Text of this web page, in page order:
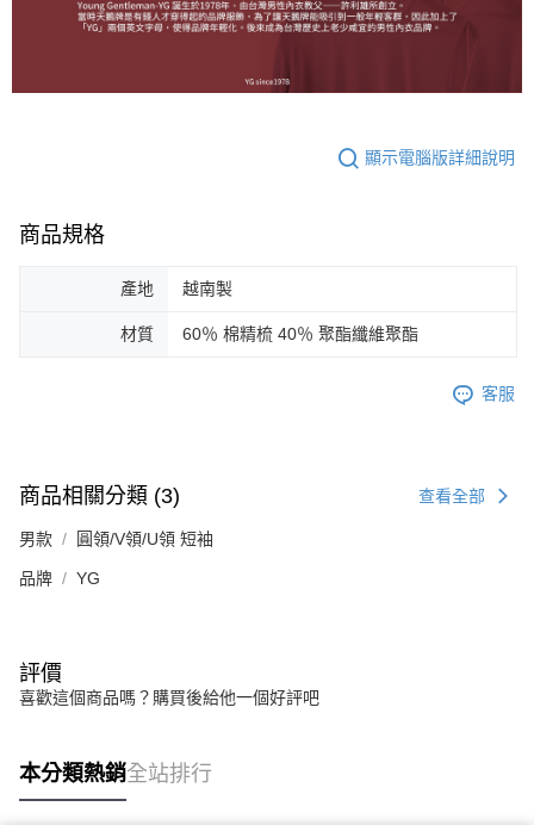
顯示電腦版詳細說明
商品規格
產地 越南製
材質 60％ 棉精梳 40％ 聚酯纖維聚酯
客服
商品相關分類 (3) 查看全部
男款 圓領/V領/U領 短袖
品牌 YG
評價
喜歡這個商品嗎？購買後給他一個好評吧
本分類熱銷全站排行